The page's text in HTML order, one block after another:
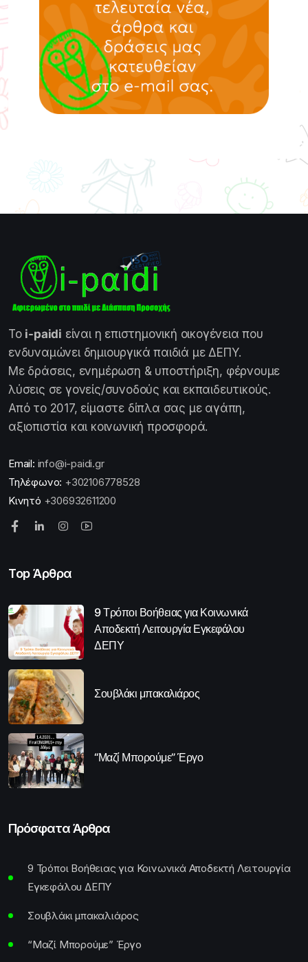
Το i-paidi είναι η επιστημονική οικογένεια που
ενδυναμώνει δημιουργικά παιδιά με ΔΕΠΥ.
Με δράσεις, ενημέρωση & υποστήριξη, φέρνουμε
λύσεις σε γονείς/συνοδούς και εκπαιδευτικούς.
Από το 2017, είμαστε δίπλα σας με αγάπη,
αξιοπιστία και κοινωνική προσφορά.
Email: info@i-paidi.gr
Τηλέφωνο: +302106778528
Κινητό +306932611200
Top Άρθρα
9 Τρόποι Βοήθειας για Κοινωνικά
Αποδεκτή Λειτουργία Εγκεφάλου
ΔΕΠΥ
Σουβλάκι μπακαλιάρος
“Μαζί Μπορούμε” Έργο
Πρόσφατα Άρθρα
9 Τρόποι Βοήθειας για Κοινωνικά Αποδεκτή Λειτουργία
Εγκεφάλου ΔΕΠΥ
Σουβλάκι μπακαλιάρος
“Μαζί Μπορούμε” Έργο